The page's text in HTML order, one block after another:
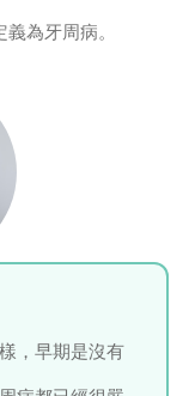
為牙周病。
，早期是沒有